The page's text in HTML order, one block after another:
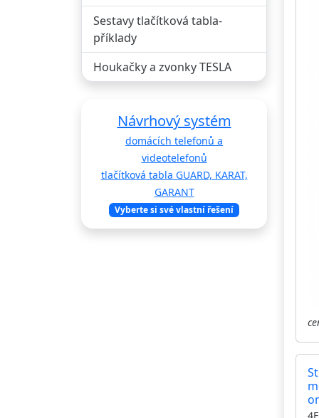
Sestavy tlačítková tabla-
příklady
Houkačky a zvonky TESLA
Návrhový systém
domácích telefonů a
videotelefonů
tlačítková tabla GUARD, KARAT,
GARANT
Vyberte si své vlastní řešení